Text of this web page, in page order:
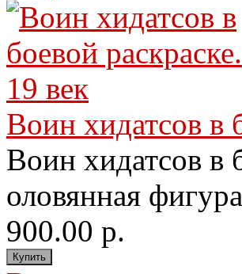
Воин хидатсов в
Воин хидатсов в
оловянная
900.00 р.